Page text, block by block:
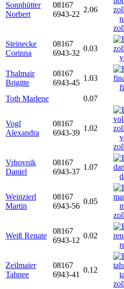
Sonnhütter
Norbert
08167
6943-22
2.06
Steinecke
Corinna
08167
6943-32
0.03
Thalmair
Brigitte
08167
6943-45
1.03
Toth Marlene
0.07
Vogl
Alexandra
08167
6943-39
1.02
Vrhovnik
Daniel
08167
6943-37
1.07
Weinzierl
Martin
08167
6943-56
0.05
Weiß Renate
08167
6943-12
0.02
Zeilmaier
Tahnee
08167
6943-41
0.12